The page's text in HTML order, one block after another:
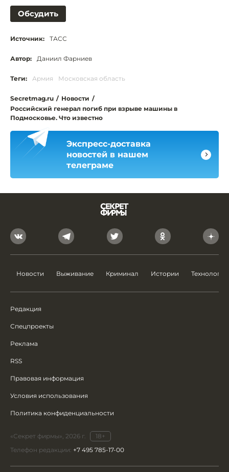
Обсудить
Источник: ТАСС
Автор: Даниил Фарниев
Теги: Армия Московская область
Secretmag.ru / Новости /
Российский генерал погиб при взрыве машины в
Подмосковье. Что известно
Экспресс-доставка
новостей в нашем
телеграме
Новости Выживание Криминал Истории Технологии
Редакция
Спецпроекты
Реклама
RSS
Правовая информация
Условия использования
Политика конфиденциальности
«Секрет фирмы», 2026 г.
18+
Телефон редакции: +7 495 785-17-00